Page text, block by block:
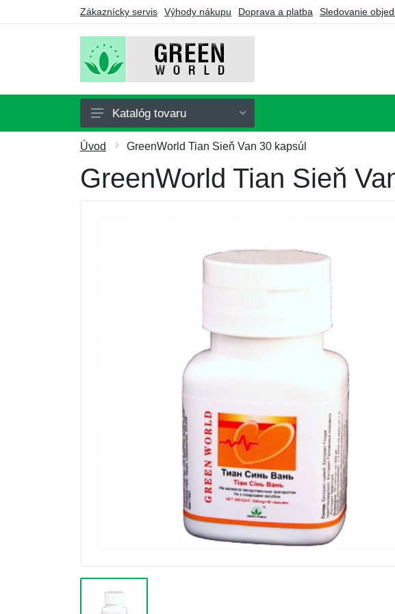
Zákaznícky servis Výhody nákupu Doprava a platba Sledovanie
Doplnky stravy
Nápoje
Katalóg tovaru
Úvod GreenWorld Tian Sieň Van 30 kapsúl
GreenWorld Tian Sieň